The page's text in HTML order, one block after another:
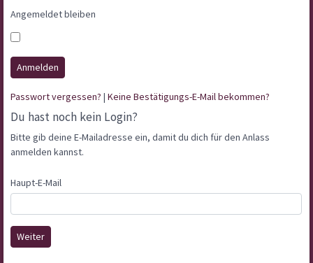
Angemeldet bleiben
Anmelden
Passwort vergessen? | Keine Bestätigungs-E-Mail bekommen?
Du hast noch kein Login?
Bitte gib deine E-Mailadresse ein, damit du dich für den Anlass
anmelden kannst.
Haupt-E-Mail
Weiter